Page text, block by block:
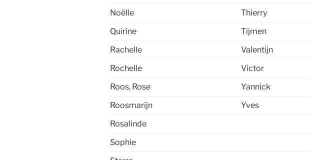
Noëlle
Thierry
Quirine
Tijmen
Rachelle
Valentijn
Rochelle
Victor
Roos, Rose
Yannick
Roosmarijn
Yves
Rosalinde
Sophie